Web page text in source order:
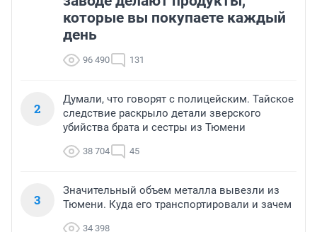
которые вы покупаете каждый
день
96 490 131
2
Думали, что говорят с полицейским. Тайское
следствие раскрыло детали зверского
убийства брата и сестры из Тюмени
38 704 45
3
Значительный объем металла вывезли из
Тюмени. Куда его транспортировали и зачем
34 398